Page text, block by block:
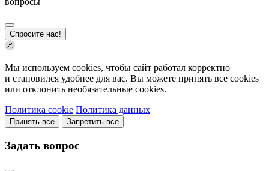
Спросите нас!
Мы используем cookies, чтобы сайт работал корректно
и становился удобнее для вас. Вы можете принять все cookies
или отклонить необязательные cookies.
Политика cookie Политика данных
Принять все Запретить все
Задать вопрос